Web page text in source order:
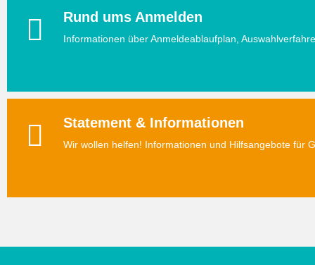
Rund ums Anmelden
Informationen über Anmeldeablaufplan,
Statement & Informationen
Wir wollen helfen! Informationen und Hilfsangebote für